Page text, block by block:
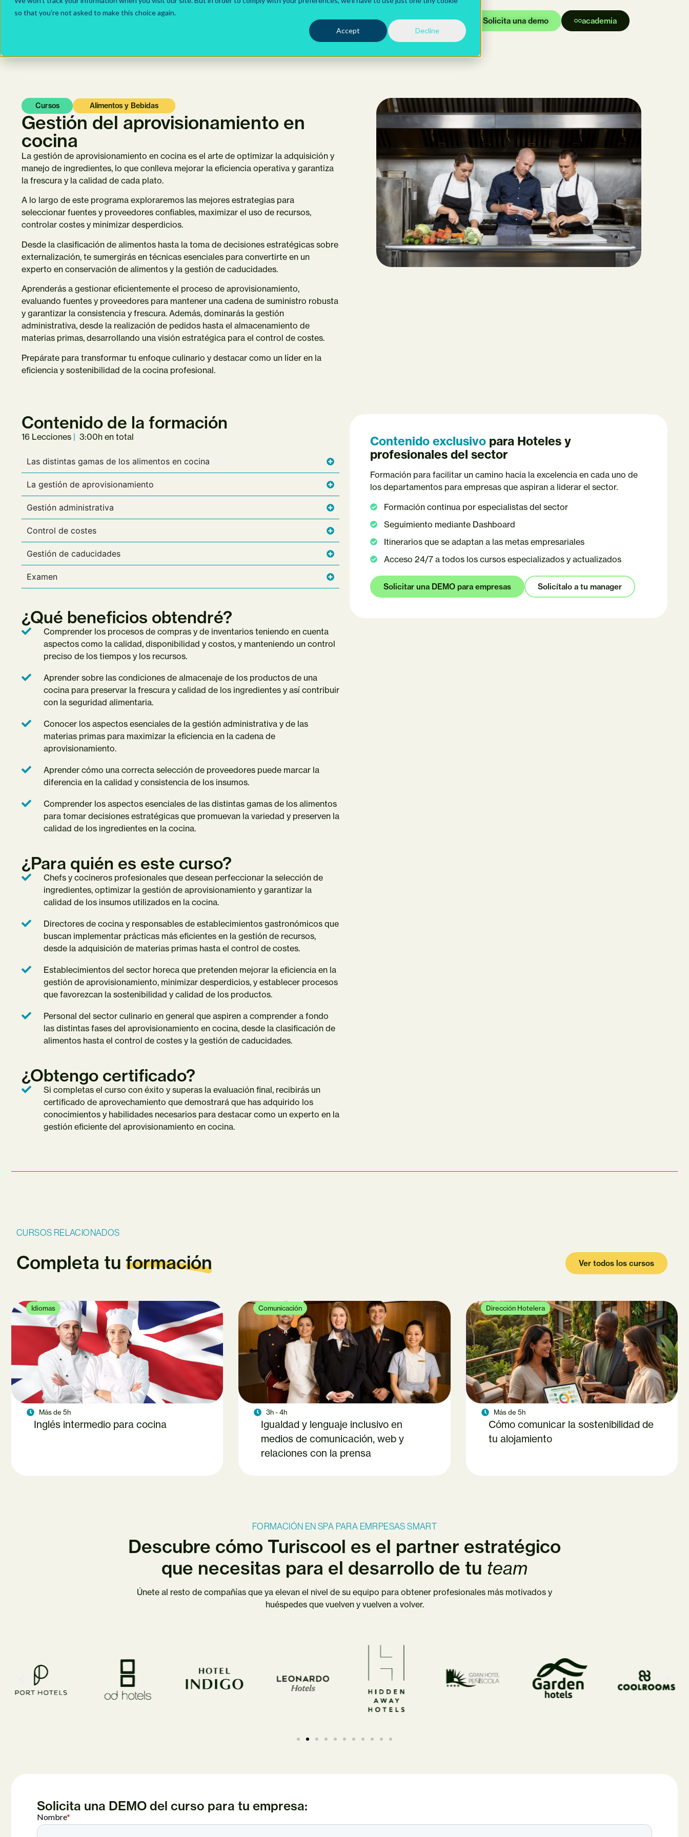
so that you're not asked to make this choice again.
Accept Decline
Solicita una demo academia
Cursos Alimentos y Bebidas
Gestión del aprovisionamiento en
cocina
La gestión de aprovisionamiento en cocina es el arte de optimizar la adquisición y
manejo de ingredientes, lo que conlleva mejorar la eficiencia operativa y garantiza
la frescura y la calidad de cada plato.
A lo largo de este programa exploraremos las mejores estrategias para
seleccionar fuentes y proveedores confiables, maximizar el uso de recursos,
controlar costes y minimizar desperdicios.
Desde la clasificación de alimentos hasta la toma de decisiones estratégicas sobre
externalización, te sumergirás en técnicas esenciales para convertirte en un
experto en conservación de alimentos y la gestión de caducidades.
Aprenderás a gestionar eficientemente el proceso de aprovisionamiento,
evaluando fuentes y proveedores para mantener una cadena de suministro robusta
y garantizar la consistencia y frescura. Además, dominarás la gestión
administrativa, desde la realización de pedidos hasta el almacenamiento de
materias primas, desarrollando una visión estratégica para el control de costes.
Prepárate para transformar tu enfoque culinario y destacar como un líder en la
eficiencia y sostenibilidad de la cocina profesional.
Contenido de la formación
16 Lecciones | 3:00h en total
Las distintas gamas de los alimentos en cocina
La gestión de aprovisionamiento
Gestión administrativa
Control de costes
Gestión de caducidades
Examen
¿Qué beneficios obtendré?
Comprender los procesos de compras y de inventarios teniendo en cuenta
aspectos como la calidad, disponibilidad y costos, y manteniendo un control
preciso de los tiempos y los recursos.
Aprender sobre las condiciones de almacenaje de los productos de una
cocina para preservar la frescura y calidad de los ingredientes y así contribuir
con la seguridad alimentaria.
Conocer los aspectos esenciales de la gestión administrativa y de las
materias primas para maximizar la eficiencia en la cadena de
aprovisionamiento.
Aprender cómo una correcta selección de proveedores puede marcar la
diferencia en la calidad y consistencia de los insumos.
Comprender los aspectos esenciales de las distintas gamas de los alimentos
para tomar decisiones estratégicas que promuevan la variedad y preserven la
calidad de los ingredientes en la cocina.
¿Para quién es este curso?
Chefs y cocineros profesionales que desean perfeccionar la selección de
ingredientes, optimizar la gestión de aprovisionamiento y garantizar la
calidad de los insumos utilizados en la cocina.
Directores de cocina y responsables de establecimientos gastronómicos que
buscan implementar prácticas más eficientes en la gestión de recursos,
desde la adquisición de materias primas hasta el control de costes.
Establecimientos del sector horeca que pretenden mejorar la eficiencia en la
gestión de aprovisionamiento, minimizar desperdicios, y establecer procesos
que favorezcan la sostenibilidad y calidad de los productos.
Personal del sector culinario en general que aspiren a comprender a fondo
las distintas fases del aprovisionamiento en cocina, desde la clasificación de
alimentos hasta el control de costes y la gestión de caducidades.
¿Obtengo certificado?
Si completas el curso con éxito y superas la evaluación final, recibirás un
certificado de aprovechamiento que demostrará que has adquirido los
conocimientos y habilidades necesarios para destacar como un experto en la
gestión eficiente del aprovisionamiento en cocina.
Contenido exclusivo para Hoteles y
profesionales del sector
Formación para facilitar un camino hacia la excelencia en cada uno de
los departamentos para empresas que aspiran a liderar el sector.
Formación continua por especialistas del sector
Seguimiento mediante Dashboard
Itinerarios que se adaptan a las metas empresariales
Acceso 24/7 a todos los cursos especializados y actualizados
Solicitar una DEMO para empresas Solicítalo a tu manager
CURSOS RELACIONADOS
Completa tu formación Ver todos los cursos
Idiomas
Más de 5h
Inglés intermedio para cocina
Comunicación
3h - 4h
Igualdad y lenguaje inclusivo en
medios de comunicación, web y
relaciones con la prensa
Dirección Hotelera
Más de 5h
Cómo comunicar la sostenibilidad de
tu alojamiento
FORMACIÓN EN SPA PARA EMRPESAS SMART
Descubre cómo Turiscool es el partner estratégico
que necesitas para el desarrollo de tu team
Únete al resto de compañías que ya elevan el nivel de su equipo para obtener profesionales más motivados y
huéspedes que vuelven y vuelven a volver.
Solicita una DEMO del curso para tu empresa: